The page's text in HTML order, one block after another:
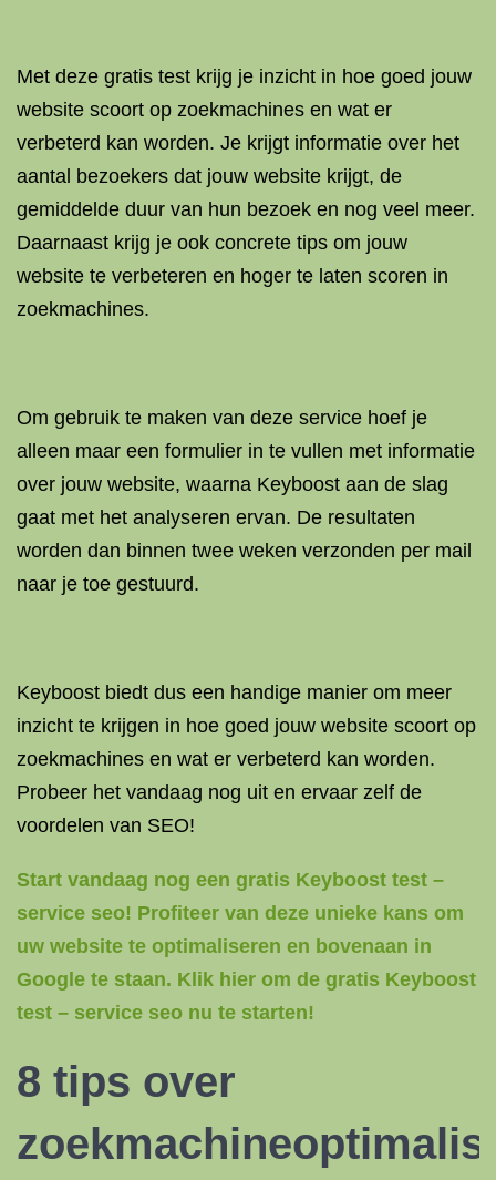
Met deze gratis test krijg je inzicht in hoe goed jouw
website scoort op zoekmachines en wat er
verbeterd kan worden. Je krijgt informatie over het
aantal bezoekers dat jouw website krijgt, de
gemiddelde duur van hun bezoek en nog veel meer.
Daarnaast krijg je ook concrete tips om jouw
website te verbeteren en hoger te laten scoren in
zoekmachines.
Om gebruik te maken van deze service hoef je
alleen maar een formulier in te vullen met informatie
over jouw website, waarna Keyboost aan de slag
gaat met het analyseren ervan. De resultaten
worden dan binnen twee weken verzonden per mail
naar je toe gestuurd.
Keyboost biedt dus een handige manier om meer
inzicht te krijgen in hoe goed jouw website scoort op
zoekmachines en wat er verbeterd kan worden.
Probeer het vandaag nog uit en ervaar zelf de
voordelen van SEO!
Start vandaag nog een gratis Keyboost test –
service seo! Profiteer van deze unieke kans om
uw website te optimaliseren en bovenaan in
Google te staan. Klik hier om de gratis Keyboost
test – service seo nu te starten!
8 tips over